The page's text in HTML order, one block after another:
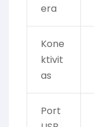
era
Kone
ktivit
as
Port